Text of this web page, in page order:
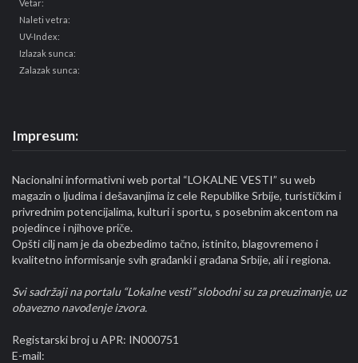
Vetar:
Naleti vetra:
UV-Index:
Izlazak sunca:
Zalazak sunca:
Impresum:
Nacionalni informativni web portal “LOKALNE VESTI” su web
magazin o ljudima i dešavanjima iz cele Republike Srbije, turističkim i
privrednim potencijalima, kulturi i sportu, s posebnim akcentom na
pojedince i njihove priče.
Opšti cilj nam je da obezbedimo tačno, istinito, blagovremeno i
kvalitetno informisanje svih građanki i građana Srbije, ali i regiona.
Svi sadržaji na portalu “Lokalne vesti” slobodni su za preuzimanje, uz
obavezno navođenje izvora.
Registarski broj u APR: IN000751
E-mail: